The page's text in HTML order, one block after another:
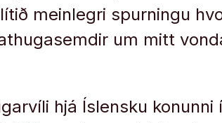
meinlegri spurningu
um mitt
hjá Íslensku konunni